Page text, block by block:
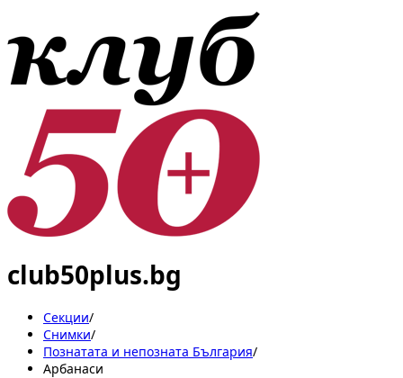
club50plus.bg
Секции/
Снимки/
Познатата и непозната България/
Арбанаси